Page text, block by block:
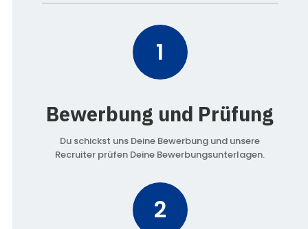
1
Bewerbung und Prüfung
Du schickst uns Deine Bewerbung und unsere
Recruiter prüfen Deine Bewerbungsunterlagen.
2